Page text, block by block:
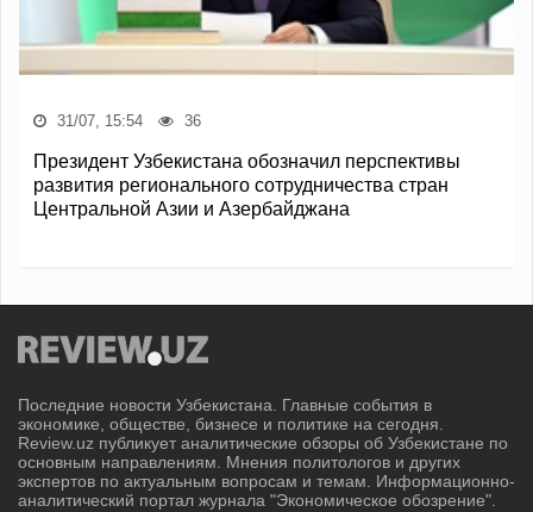
31/07, 15:54 36
Президент Узбекистана обозначил перспективы
развития регионального сотрудничества стран
Центральной Азии и Азербайджана
Последние новости Узбекистана. Главные события в
экономике, обществе, бизнесе и политике на сегодня.
Review.uz публикует аналитические обзоры об Узбекистане по
основным направлениям. Мнения политологов и других
экспертов по актуальным вопросам и темам. Информационно-
аналитический портал журнала "Экономическое обозрение".